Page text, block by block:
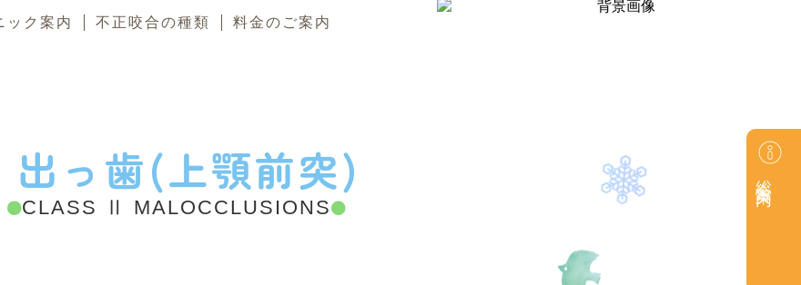
ック案内 不正咬合の種類 料金のご案内
出 っ 歯(上顎前突)
CLASS Ⅱ MALOCCLUSIONS